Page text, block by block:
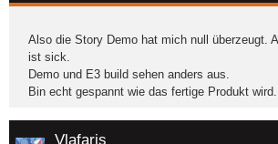
Also die Story Demo hat mich null überzeugt.
ist sick.
Demo und E3 build sehen anders aus.
Bin echt gespannt wie das fertige Produkt wird.
Vlafaris